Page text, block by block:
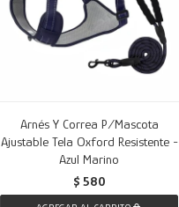
Arnés Y Correa P/Mascota
Ajustable Tela Oxford Resistente -
Azul Marino
$ 580